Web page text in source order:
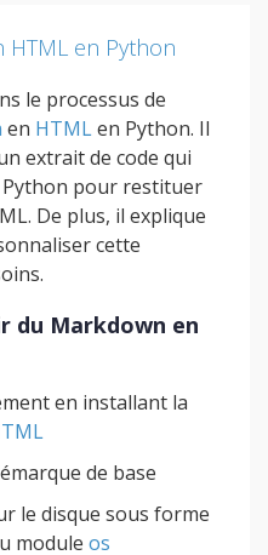
en Python
le processus de
en HTMLen Python. Il
extrait de code qui
pour restituer
De plus, il explique
cette
du Markdown en
en installant la
de base
le disque sous forme
module os